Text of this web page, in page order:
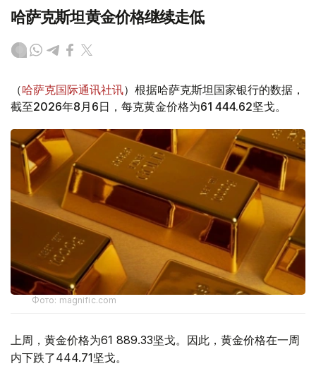
哈萨克斯坦黄金价格继续走低
（哈萨克国际通讯社讯）根据哈萨克斯坦国家银行的数据，
截至2026年8月6日，每克黄金价格为61 444.62坚戈。
Фото: magnific.com
上周，黄金价格为61 889.33坚戈。因此，黄金价格在一周
内下跌了444.71坚戈。